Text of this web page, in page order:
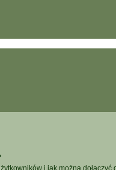
i jak można dołączyć